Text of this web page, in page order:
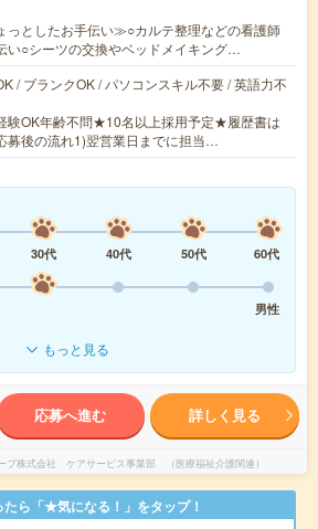
っとしたお手伝い≫○カルテ整理などの看護師
い○シーツの交換やベッドメイキング…
/ ブランクOK / パソコンスキル不要 / 英語力不
験OK年齢不問★10名以上採用予定★履歴書は
募後の流れ1)翌営業日までに担当…
30代 40代 50代
60代
男性
もっと見る
応募へ進む 詳しく見る
プ株式会社 ケアサービス事業部 （医療福祉介護関連）
ら「★気になる！」をタップ！